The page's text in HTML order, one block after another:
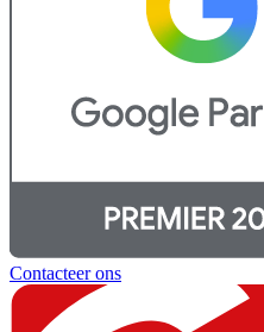
Contacteer ons